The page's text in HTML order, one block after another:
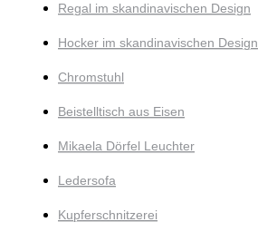
Regal im skandinavischen Design
Hocker im skandinavischen Design
Chromstuhl
Beistelltisch aus Eisen
Mikaela Dörfel Leuchter
Ledersofa
Kupferschnitzerei